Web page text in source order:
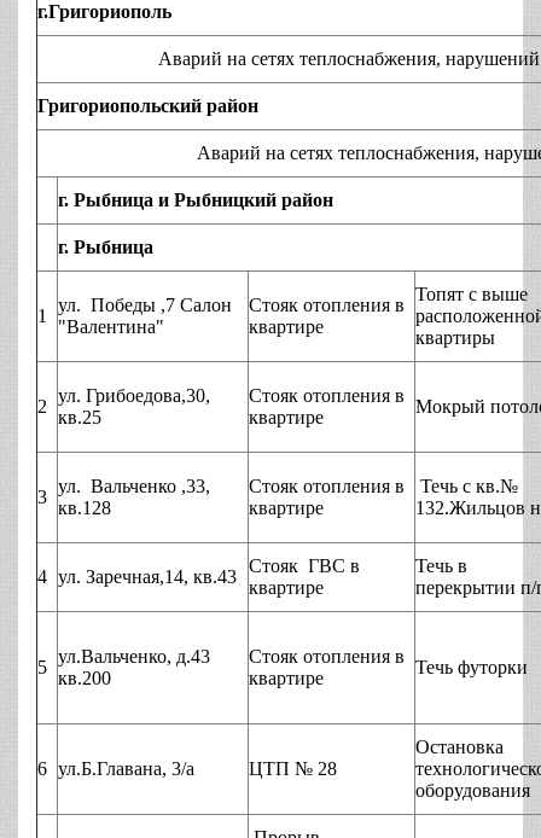
г.Григориополь
Аварий на сетях теплоснабжения, нарушений
Григориопольский район
Аварий на сетях теплоснабжения, нарушений
г. Рыбница и Рыбницкий район
г. Рыбница
1
ул. Победы ,7 Салон
"Валентина"
Стояк отопления в
квартире
Топят с выше
квартиры
2
ул. Грибоедова,30,
кв.25
Стояк отопления в
квартире
Мокрый
3
ул. Вальченко ,33,
кв.128
Стояк отопления в
квартире
Течь с кв.№
132.Жильцов
4 ул. Заречная,14, кв.43
Стояк ГВС в
квартире
Течь в
перекрытии п/
5
ул.Вальченко, д.43
кв.200
Стояк отопления в
квартире
Течь футорки
6 ул.Б.Главана, 3/а ЦТП № 28
Остановка
оборудования